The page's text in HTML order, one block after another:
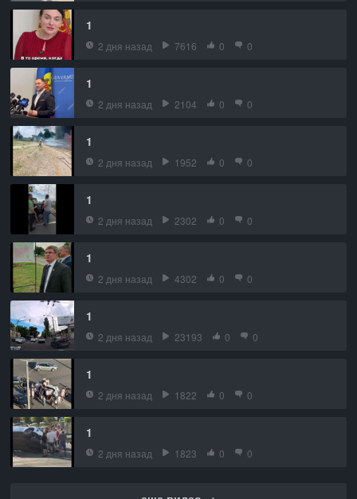
1
2 дня назад 7616 0 0
1
2 дня назад 2104 0 0
1
2 дня назад 1952 0 0
1
2 дня назад 2302 0 0
1
2 дня назад 4302 0 0
1
2 дня назад 23193 0 0
1
2 дня назад 1822 0 0
1
2 дня назад 1823 0 0